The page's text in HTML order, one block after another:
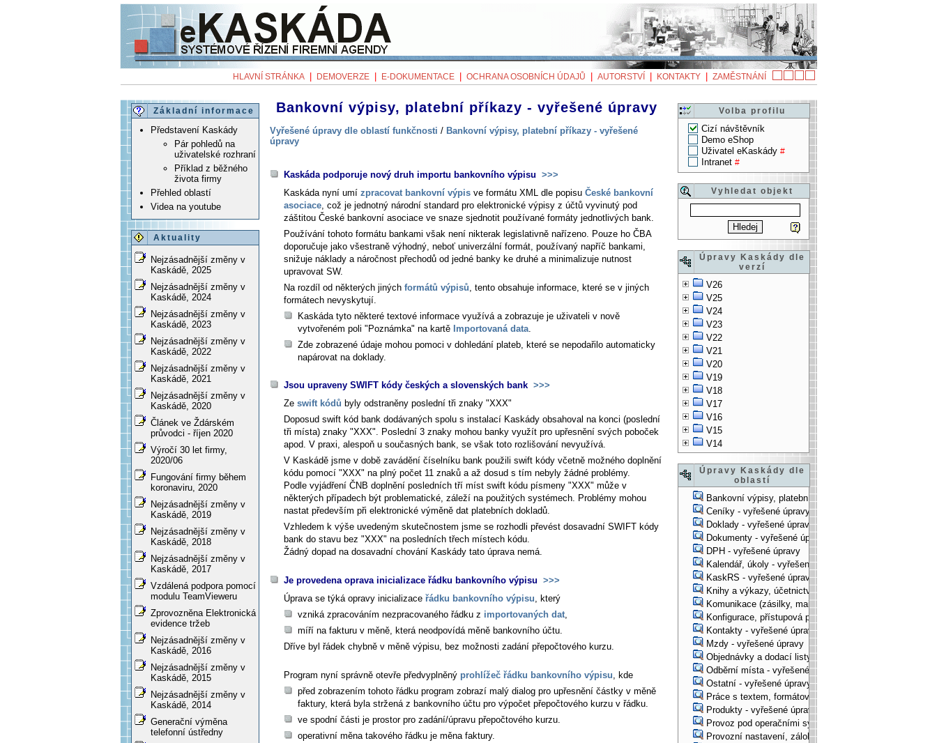
HLAVNÍ STRÁNKA DEMOVERZE E-DOKUMENTACE OCHRANA OSOBNÍCH ÚDAJŮ AUTORSTVÍ KONTAKTY ZAMĚSTNÁNÍ
Základní informace
Představení Kaskády
Pár pohledů na
uživatelské rozhraní
Příklad z běžného
života firmy
Přehled oblastí
Videa na youtube
Aktuality
Nejzásadnější změny v
Kaskádě, 2025
Nejzásadnější změny v
Kaskádě, 2024
Nejzásadnější změny v
Kaskádě, 2023
Nejzásadnější změny v
Kaskádě, 2022
Nejzásadnější změny v
Kaskádě, 2021
Nejzásadnější změny v
Kaskádě, 2020
Článek ve Ždárském
průvodci - říjen 2020
Výročí 30 let firmy,
2020/06
Fungování firmy během
koronaviru, 2020
Nejzásadnější změny v
Kaskádě, 2019
Nejzásadnější změny v
Kaskádě, 2018
Nejzásadnější změny v
Kaskádě, 2017
Vzdálená podpora pomocí
modulu TeamVieweru
Zprovozněna Elektronická
evidence tržeb
Nejzásadnější změny v
Kaskádě, 2016
Nejzásadnější změny v
Kaskádě, 2015
Nejzásadnější změny v
Kaskádě, 2014
Generační výměna
telefonní ústředny
Volba profilu
Cizí návštěvník
Demo eShop
Uživatel eKaskády #
Intranet #
Vyhledat objekt
Úpravy Kaskády dle
verzí
V26
V25
V24
V23
V22
V21
V20
V19
V18
V17
V16
V15
V14
Úpravy Kaskády dle
oblastí
Bankovní výpisy, platební příkazy - vyřešené úpravy
Ceníky - vyřešené úpravy
Doklady - vyřešené úpravy
Dokumenty - vyřešené úpravy
DPH - vyřešené úpravy
Kalendář, úkoly - vyřešené úpravy
KaskRS - vyřešené úpravy
Knihy a výkazy, účetnictví - vyřešené úpravy
Komunikace (zásilky, mail-systém, ...) - vyřešené úpravy
Konfigurace, přístupová práva, ... - vyřešené úpravy
Kontakty - vyřešené úpravy
Mzdy - vyřešené úpravy
Objednávky a dodací listy - vyřešené úpravy
Odběrní místa - vyřešené úpravy
Ostatní - vyřešené úpravy
Práce s textem, formátování, ... - vyřešené úpravy
Produkty - vyřešené úpravy
Provoz pod operačními systémy, technologické věci -
Provozní nastavení, zálohování, instalace, ... -
Bankovní výpisy, platební příkazy - vyřešené úpravy
Vyřešené úpravy dle oblastí funkčnosti / Bankovní výpisy, platební příkazy - vyřešené
úpravy
Kaskáda podporuje nový druh importu bankovního výpisu >>>
Kaskáda nyní umí zpracovat bankovní výpis ve formátu XML dle popisu České bankovní
asociace, což je jednotný národní standard pro elektronické výpisy z účtů vyvinutý pod
záštitou České bankovní asociace ve snaze sjednotit používané formáty jednotlivých bank.
Používání tohoto formátu bankami však není nikterak legislativně nařízeno. Pouze ho ČBA
doporučuje jako všestraně výhodný, neboť univerzální formát, používaný napříč bankami,
snižuje náklady a náročnost přechodů od jedné banky ke druhé a minimalizuje nutnost
upravovat SW.
Na rozdíl od některých jiných formátů výpisů, tento obsahuje informace, které se v jiných
formátech nevyskytují.
Kaskáda tyto některé textové informace využívá a zobrazuje je uživateli v nově
vytvořeném poli "Poznámka" na kartě Importovaná data.
Zde zobrazené údaje mohou pomoci v dohledání plateb, které se nepodařilo automaticky
napárovat na doklady.
Jsou upraveny SWIFT kódy českých a slovenských bank >>>
Ze swift kódů byly odstraněny poslední tři znaky "XXX"
Doposud swift kód bank dodávaných spolu s instalací Kaskády obsahoval na konci (poslední
tři místa) znaky "XXX". Poslední 3 znaky mohou banky využít pro upřesnění svých poboček
apod. V praxi, alespoň u současných bank, se však toto rozlišování nevyužívá.
V Kaskádě jsme v době zavádění číselníku bank použili swift kódy včetně možného doplnění
kódu pomocí "XXX" na plný počet 11 znaků a až dosud s tím nebyly žádné problémy.
Podle vyjádření ČNB doplnění posledních tří míst swift kódu písmeny "XXX" může v
některých případech být problematické, záleží na použitých systémech. Problémy mohou
nastat především při elektronické výměně dat platebních dokladů.
Vzhledem k výše uvedeným skutečnostem jsme se rozhodli převést dosavadní SWIFT kódy
bank do stavu bez "XXX" na posledních třech místech kódu.
Žádný dopad na dosavadní chování Kaskády tato úprava nemá.
Je provedena oprava inicializace řádku bankovního výpisu >>>
Úprava se týká opravy inicializace řádku bankovního výpisu , který
vzniká zpracováním nezpracovaného řádku z importovaných dat
míří na fakturu v měně, která neodpovídá měně bankovního účtu.
Dříve byl řádek chybně v měně výpisu, bez možnosti zadání přepočtového kurzu.
Program nyní správně otevře předvyplněný prohlížeč řádku bankovního výpisu , kde
před zobrazením tohoto řádku program zobrazí malý dialog pro upřesnění částky v měně
faktury, která byla stržená z bankovního účtu pro výpočet přepočtového kurzu v řádku.
ve spodní části je prostor pro zadání/úpravu přepočtového kurzu.
operativní měna takového řádku je měna faktury.